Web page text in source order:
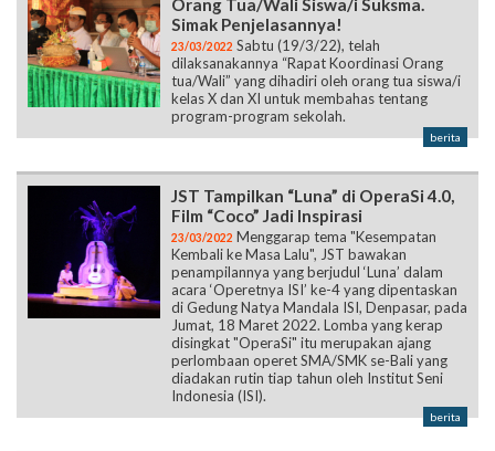
Orang Tua/Wali Siswa/i Suksma.
Simak Penjelasannya!
23/03/2022 Sabtu (19/3/22), telah
dilaksanakannya “Rapat Koordinasi Orang
tua/Wali” yang dihadiri oleh orang tua siswa/i
kelas X dan XI untuk membahas tentang
program-program sekolah.
berita
JST Tampilkan “Luna” di OperaSi 4.0,
Film “Coco” Jadi Inspirasi
23/03/2022 Menggarap tema "Kesempatan
Kembali ke Masa Lalu", JST bawakan
penampilannya yang berjudul ‘Luna’ dalam
acara ‘Operetnya ISI’ ke-4 yang dipentaskan
di Gedung Natya Mandala ISI, Denpasar, pada
Jumat, 18 Maret 2022. Lomba yang kerap
disingkat "OperaSi" itu merupakan ajang
perlombaan operet SMA/SMK se-Bali yang
diadakan rutin tiap tahun oleh Institut Seni
Indonesia (ISI).
berita